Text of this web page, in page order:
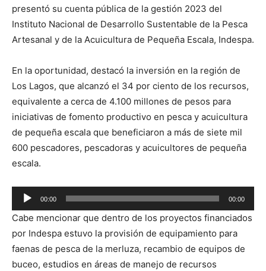
presentó su cuenta pública de la gestión 2023 del
Instituto Nacional de Desarrollo Sustentable de la Pesca
Artesanal y de la Acuicultura de Pequeña Escala, Indespa.
En la oportunidad, destacó la inversión en la región de
Los Lagos, que alcanzó el 34 por ciento de los recursos,
equivalente a cerca de 4.100 millones de pesos para
iniciativas de fomento productivo en pesca y acuicultura
de pequeña escala que beneficiaron a más de siete mil
600 pescadores, pescadoras y acuicultores de pequeña
escala.
Reproductor
de
audio
00:00 00:00
Cabe mencionar que dentro de los proyectos financiados
por Indespa estuvo la provisión de equipamiento para
faenas de pesca de la merluza, recambio de equipos de
buceo, estudios en áreas de manejo de recursos